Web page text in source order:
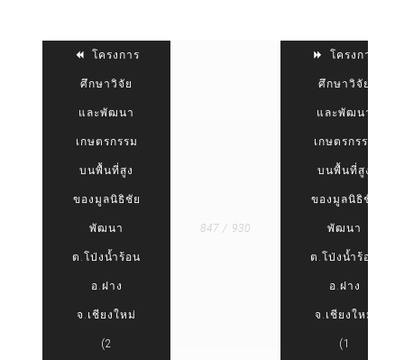
โครงการ
ศึกษาวิจัย
และพัฒนา
เกษตรกรรม
บนพื้นที่สูง
ของมูลนิธิชัย
พัฒนา
ต.โป่งน้ำร้อน
อ.ฝาง
จ.เชียงใหม่
(2
847 / 930
โครงการ
ศึกษาวิจัย
และพัฒนา
เกษตรกรรม
บนพื้นที่สูง
ของมูลนิธิชัย
พัฒนา
ต.โป่งน้ำร้อน
อ.ฝาง
จ.เชียงใหม่
(1